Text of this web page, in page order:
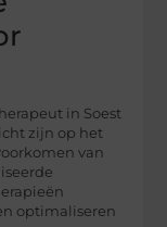
in Soest
zijn op het
van
optimaliseren